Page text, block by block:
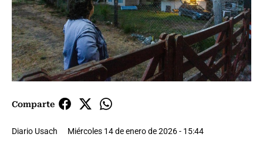
Comparte
Diario Usach Miércoles 14 de enero de 2026 - 15:44